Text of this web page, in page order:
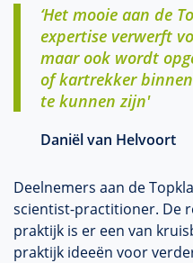
‘Het mooie aan de
expertise verwerft
maar ook wordt
of kartrekker
te kunnen zijn'
Daniël van Helvoort
Deelnemers aan de
scientist-practitioner. De
praktijk is er een van
praktijk ideeën voor